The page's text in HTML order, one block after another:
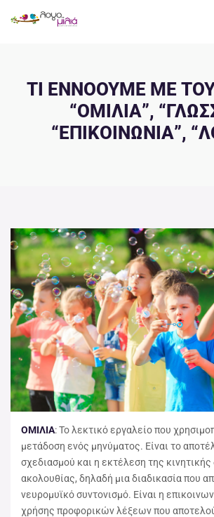
ΤΙ ΕΝΝΟΟΥΜΕ ΜΕ
“ΟΜΙΛΙΑ”,
“ΕΠΙΚΟΙΝΩΝΙΑ”,
ΟΜΙΛΙΑ: Το λεκτικό εργαλείο που
μετάδοση ενός μηνύματος. Είναι το
σχεδιασμού και η εκτέλεση της
ακολουθίας, δηλαδή μια διαδικασία που
νευρομυϊκό συντονισμό. Είναι η
χρήσης προφορικών λέξεων που